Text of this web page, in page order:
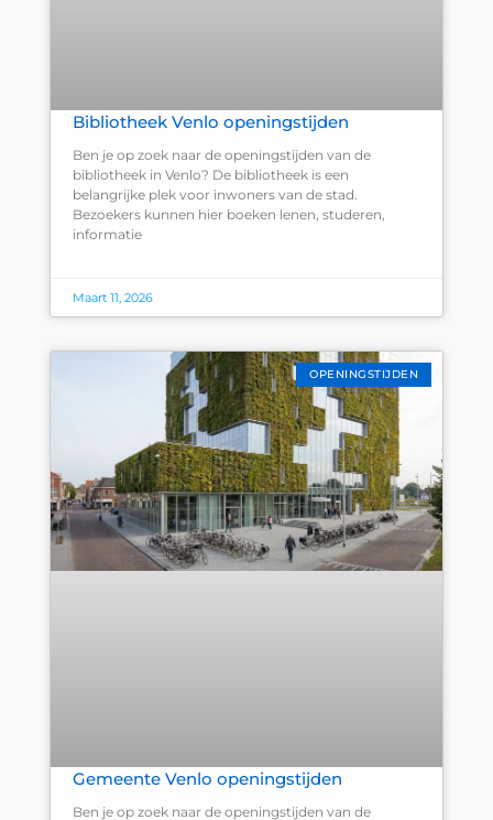
Bibliotheek Venlo openingstijden
Ben je op zoek naar de openingstijden van de
bibliotheek in Venlo? De bibliotheek is een
belangrijke plek voor inwoners van de stad.
Bezoekers kunnen hier boeken lenen, studeren,
informatie
Maart 11, 2026
OPENINGSTIJDEN
Gemeente Venlo openingstijden
Ben je op zoek naar de openingstijden van de